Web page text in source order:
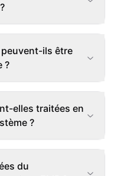
ils être
?
elles traitées en
?
du